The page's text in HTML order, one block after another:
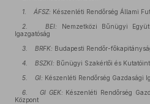
1. ÁFSZ: Készenléti Rendőrség Állami
2. BEI:
Nemzetközi Bűnügyi
Igazgatóság
3. BRFK: Budapesti Rendőr-
4. BSZKI: Bűnügyi Szakértői és
5. GI: Készenléti Rendőrség Gazdasági
6. GI GEK: Készenléti Rendőrség
Központ